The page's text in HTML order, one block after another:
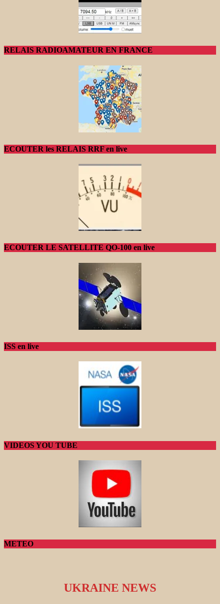
RELAIS RADIOAMATEUR EN FRANCE
ECOUTER les RELAIS RRF en live
ECOUTER LE SATELLITE QO-100 en live
ISS en live
VIDEOS YOU TUBE
METEO
UKRAINE NEWS